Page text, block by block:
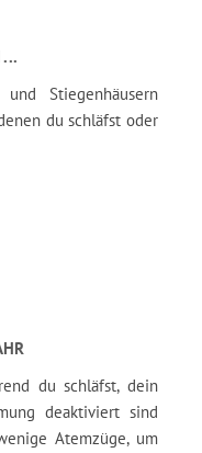
...
Stiegenhäusern
du schläfst oder
du schläfst, dein
deaktiviert sind
Atemzüge, um